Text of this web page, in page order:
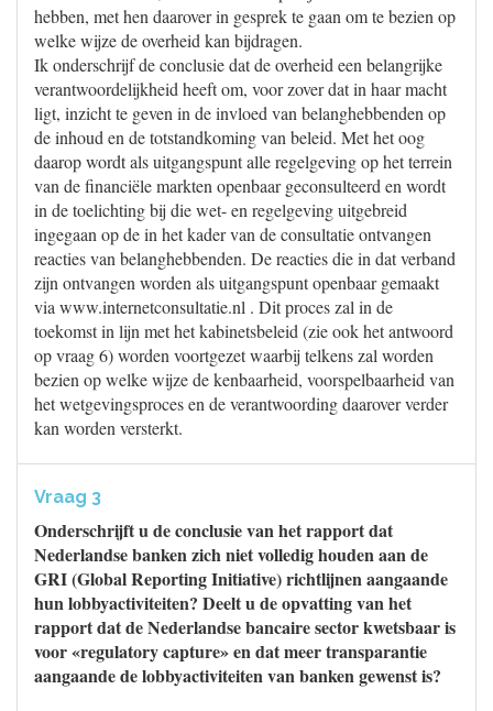
hebben, met hen daarover in gesprek te gaan om te bezien op
welke wijze de overheid kan bijdragen.
Ik onderschrijf de conclusie dat de overheid een belangrijke
verantwoordelijkheid heeft om, voor zover dat in haar macht
ligt, inzicht te geven in de invloed van belanghebbenden op
de inhoud en de totstandkoming van beleid. Met het oog
daarop wordt als uitgangspunt alle regelgeving op het terrein
van de financiële markten openbaar geconsulteerd en wordt
in de toelichting bij die wet- en regelgeving uitgebreid
ingegaan op de in het kader van de consultatie ontvangen
reacties van belanghebbenden. De reacties die in dat verband
zijn ontvangen worden als uitgangspunt openbaar gemaakt
via www.internetconsultatie.nl . Dit proces zal in de
toekomst in lijn met het kabinetsbeleid (zie ook het antwoord
op vraag 6) worden voortgezet waarbij telkens zal worden
bezien op welke wijze de kenbaarheid, voorspelbaarheid van
het wetgevingsproces en de verantwoording daarover verder
kan worden versterkt.
Vraag 3
Onderschrijft u de conclusie van het rapport dat
Nederlandse banken zich niet volledig houden aan de
GRI (Global Reporting Initiative) richtlijnen aangaande
hun lobbyactiviteiten? Deelt u de opvatting van het
rapport dat de Nederlandse bancaire sector kwetsbaar is
voor «regulatory capture» en dat meer transparantie
aangaande de lobbyactiviteiten van banken gewenst is?